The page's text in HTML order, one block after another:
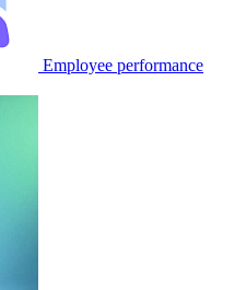
Employee performance